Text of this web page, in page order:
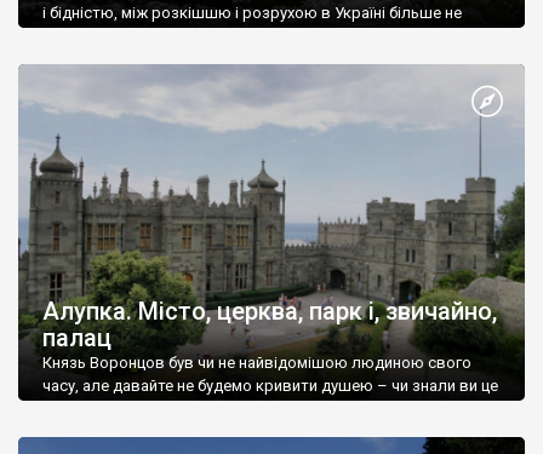
і бідністю, між розкішшю і розрухою в Україні більше не
Алупка. Місто, церква, парк і, звичайно,
палац
Князь Воронцов був чи не найвідомішою людиною свого
часу, але давайте не будемо кривити душею – чи знали ви це